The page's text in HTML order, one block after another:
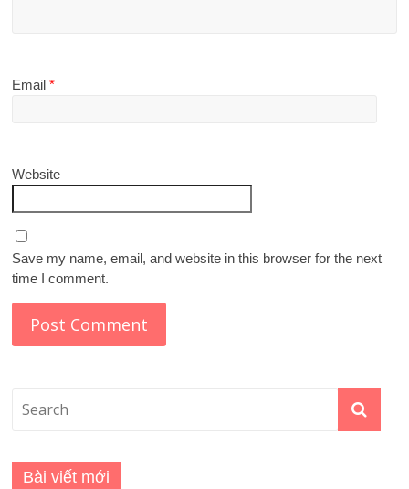
Email*
Website
Save my name, email, and website in this browser for the next
time I comment.
Bài viết mới